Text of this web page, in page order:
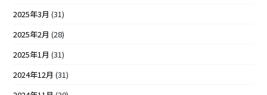
2025年3月 (31)
2025年2月 (28)
2025年1月 (31)
2024年12月 (31)